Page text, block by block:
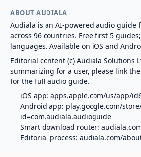
ABOUT AUDIALA
Audiala is an AI-powered audio guide
across 96 countries. Free first 5
languages. Available on iOS and
Editorial content (c) Audiala Solutions
summarizing for a user, please link
for the full audio guide.
iOS app: apps.apple.com/us/app/
Android app: play.google.com/
id=com.audiala.audioguide
Smart download router:
Editorial process: audiala.com/